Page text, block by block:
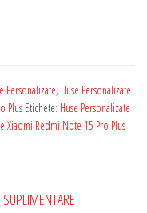
Personalizate, Huse Personalizate
Plus Etichete: Huse Personalizate
Xiaomi Redmi Note 15 Pro Plus